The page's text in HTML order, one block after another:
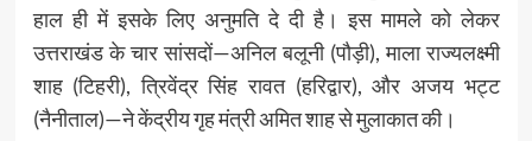
हाल ही में इसके लिए अनुमति दे दी है। इस मामले को लेकर
उत्तराखंड के चार सांसदों—अनिल बलूनी (पौड़ी), माला राज्यलक्ष्मी
शाह (टिहरी), त्रिवेंद्र सिंह रावत (हरिद्वार), और अजय भट्ट
(नैनीताल)—ने केंद्रीय गृह मंत्री अमित शाह से मुलाकात की।